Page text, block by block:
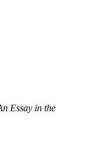
Essay in the